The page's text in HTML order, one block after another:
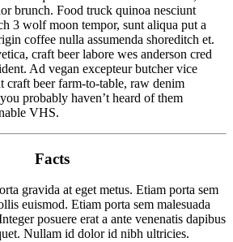
brunch. Food truck quinoa nesciunt
3 wolf moon tempor, sunt aliqua put a
coffee nulla assumenda shoreditch et.
craft beer labore wes anderson cred
Ad vegan excepteur butcher vice
craft beer farm-to-table, raw denim
probably haven’t heard of them
VHS.
Facts
gravida at eget metus. Etiam porta sem
euismod. Etiam porta sem malesuada
posuere erat a ante venenatis dapibus
Nullam id dolor id nibh ultricies.